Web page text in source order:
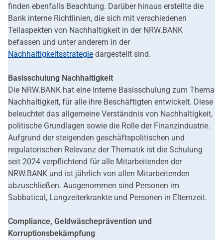
finden ebenfalls Beachtung. Darüber hinaus erstellte die
Bank interne Richtlinien, die sich mit verschiedenen
Teilaspekten von Nachhaltigkeit in der NRW.BANK
befassen und unter anderem in der
Nachhaltigkeitsstrategie dargestellt sind.
Basisschulung Nachhaltigkeit
Die NRW.BANK hat eine interne Basisschulung zum Thema
Nachhaltigkeit, für alle ihre Beschäftigten entwickelt. Diese
beleuchtet das allgemeine Verständnis von Nachhaltigkeit,
politische Grundlagen sowie die Rolle der Finanzindustrie.
Aufgrund der steigenden geschäftspolitischen und
regulatorischen Relevanz der Thematik ist die Schulung
seit 2024 verpflichtend für alle Mitarbeitenden der
NRW.BANK und ist jährlich von allen Mitarbeitenden
abzuschließen. Ausgenommen sind Personen im
Sabbatical, Langzeiterkrankte und Personen in Elternzeit.
Compliance, Geldwäscheprävention und
Korruptionsbekämpfung